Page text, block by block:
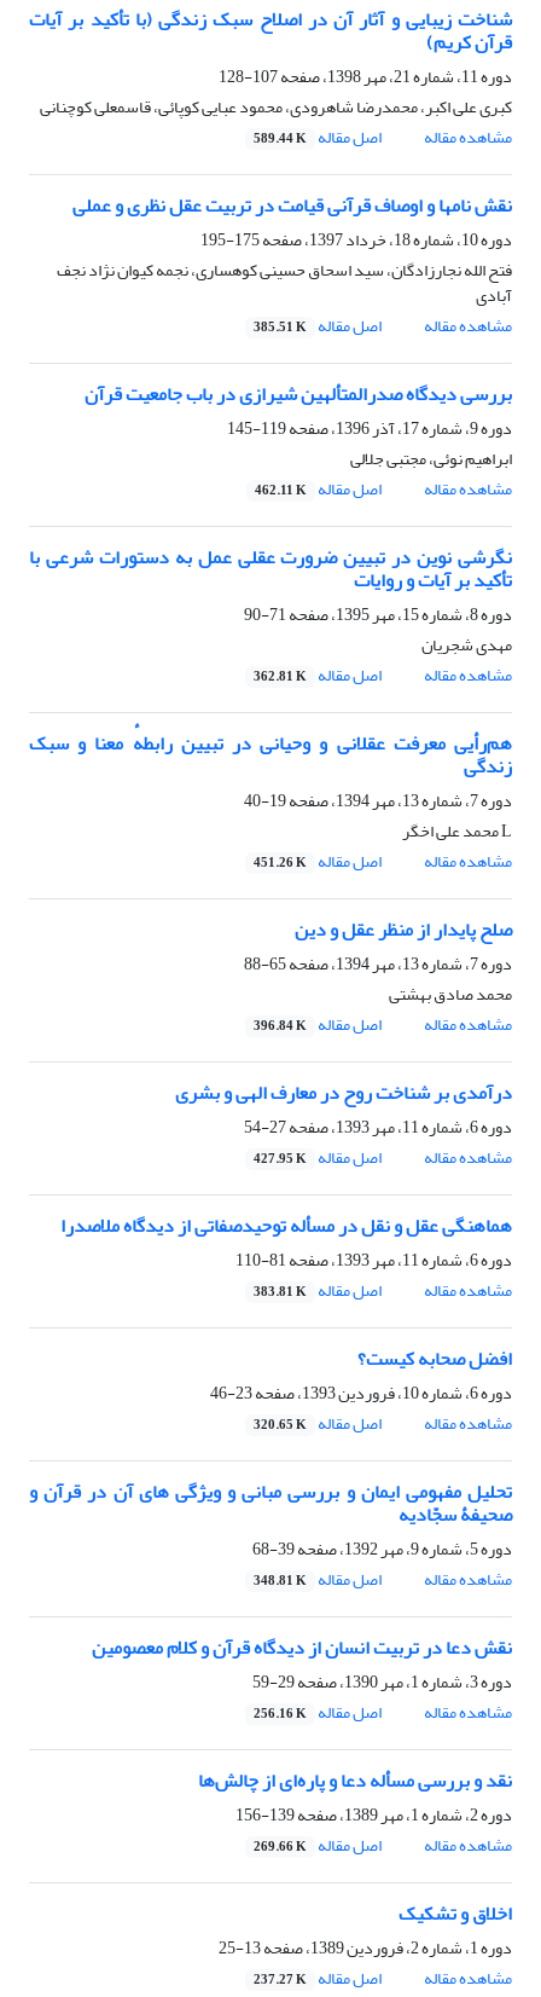
شناخت زیبایی و آثار آن در اصلاح سبک زندگی (با تأکید بر آیات
قرآن کریم)
دوره 11، شماره 21، مهر 1398، صفحه
107-128
کبری علی اکبر، محمدرضا شاهرودی، محمود عبایی کوپائی، قاسمعلی کوچنانی
مشاهده مقاله
اصل مقاله 589.44 K
نقش نام‏ها و اوصاف قرآنی قیامت در تربیت عقل نظری و عملی
دوره 10، شماره 18، خرداد 1397، صفحه
175-195
فتح الله نجارزادگان، سید اسحاق حسینی کوهساری، نجمه کیوان نژاد نجف
آبادی
مشاهده مقاله
اصل مقاله 385.51 K
بررسی دیدگاه صدرالمتألهین شیرازی در باب جامعیت قرآن
دوره 9، شماره 17، آذر 1396، صفحه
119-145
ابراهیم نوئی، مجتبی جلالی
مشاهده مقاله
اصل مقاله 462.11 K
نگرشی نوین در تبیین ضرورت عقلی عمل به دستورات شرعی با
تأکید بر آیات و روایات
دوره 8، شماره 15، مهر 1395، صفحه
71-90
مهدی شجریان
مشاهده مقاله
اصل مقاله 362.81 K
هم‌رأیی معرفت عقلانی و وحیانی در تبیین رابطهٔ معنا و سبک
زندگی
دوره 7، شماره 13، مهر 1394، صفحه
19-40
L محمد علی اخگر
مشاهده مقاله
اصل مقاله 451.26 K
صلح پایدار از منظر عقل و دین
دوره 7، شماره 13، مهر 1394، صفحه
65-88
محمد صادق بهشتی
مشاهده مقاله
اصل مقاله 396.84 K
درآمدی بر شناخت روح در معارف الهی و بشری
دوره 6، شماره 11، مهر 1393، صفحه
27-54
مشاهده مقاله
اصل مقاله 427.95 K
هماهنگی عقل و نقل در مسأله توحیدصفاتی از دیدگاه ملاصدرا
دوره 6، شماره 11، مهر 1393، صفحه
81-110
مشاهده مقاله
اصل مقاله 383.81 K
افضل صحابه کیست؟
دوره 6، شماره 10، فروردین 1393، صفحه
23-46
مشاهده مقاله
اصل مقاله 320.65 K
تحلیل مفهومی ایمان و بررسی مبانی و ویژگی های آن در قرآن و
صحیفۀ سجّادیه
دوره 5، شماره 9، مهر 1392، صفحه
39-68
مشاهده مقاله
اصل مقاله 348.81 K
نقش دعا در تربیت انسان از دیدگاه قرآن و کلام معصومین
دوره 3، شماره 1، مهر 1390، صفحه
29-59
مشاهده مقاله
اصل مقاله 256.16 K
نقد و بررسی مسأله دعا و پاره‌ای از چالش‌ها
دوره 2، شماره 1، مهر 1389، صفحه
139-156
مشاهده مقاله
اصل مقاله 269.66 K
اخلاق و تشکیک
دوره 1، شماره 2، فروردین 1389، صفحه
13-25
مشاهده مقاله
اصل مقاله 237.27 K